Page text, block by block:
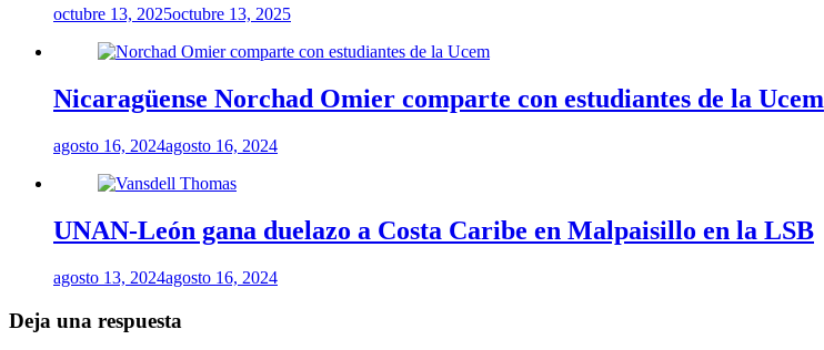
octubre 13, 2025octubre 13, 2025
Nicaragüense Norchad Omier comparte con estudiantes de la Ucem
agosto 16, 2024agosto 16, 2024
UNAN-León gana duelazo a Costa Caribe en Malpaisillo en la LSB
agosto 13, 2024agosto 16, 2024
Deja una respuesta